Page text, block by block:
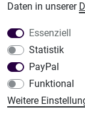
Küchen Zubehör
Daten in unserer
Essenziell
Statistik
PayPal
Funktional
Weitere